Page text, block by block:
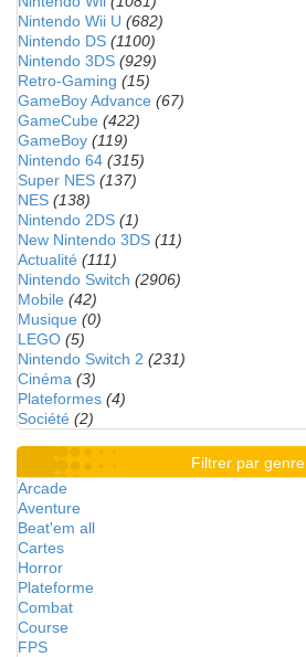
Nintendo Wii U (682)
Nintendo DS (1100)
Nintendo 3DS (929)
Retro-Gaming (15)
GameBoy Advance (67)
GameCube (422)
GameBoy (119)
Nintendo 64 (315)
Super NES (137)
NES (138)
Nintendo 2DS (1)
New Nintendo 3DS (11)
Actualité (111)
Nintendo Switch (2906)
Mobile (42)
Musique (0)
LEGO (5)
Nintendo Switch 2 (231)
Cinéma (3)
Plateformes (4)
Société (2)
Filtrer par genre
Arcade
Aventure
Beat'em all
Cartes
Horror
Plateforme
Combat
Course
FPS